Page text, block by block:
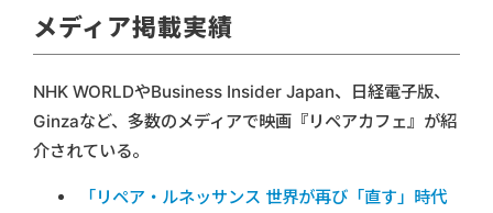
メディア掲載実績
NHK WORLDやBusiness Insider Japan、日経電子版、
Ginzaなど、多数のメディアで映画『リペアカフェ』が紹
介されている。
「リペア・ルネッサンス 世界が再び「直す」時代